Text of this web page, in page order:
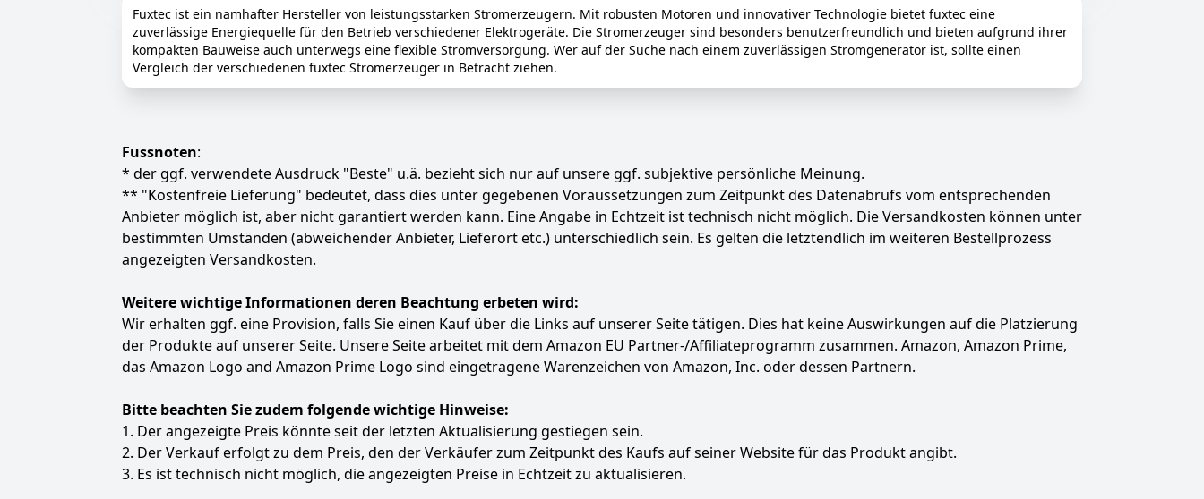
Fuxtec ist ein namhafter Hersteller von leistungsstarken Stromerzeugern. Mit robusten Motoren und innovativer Technologie bietet fuxtec eine
zuverlässige Energiequelle für den Betrieb verschiedener Elektrogeräte. Die Stromerzeuger sind besonders benutzerfreundlich und bieten aufgrund ihrer
kompakten Bauweise auch unterwegs eine flexible Stromversorgung. Wer auf der Suche nach einem zuverlässigen Stromgenerator ist, sollte einen
Vergleich der verschiedenen fuxtec Stromerzeuger in Betracht ziehen.
Fussnoten:
* der ggf. verwendete Ausdruck "Beste" u.ä. bezieht sich nur auf unsere ggf. subjektive persönliche Meinung.
** "Kostenfreie Lieferung" bedeutet, dass dies unter gegebenen Voraussetzungen zum Zeitpunkt des Datenabrufs vom entsprechenden
Anbieter möglich ist, aber nicht garantiert werden kann. Eine Angabe in Echtzeit ist technisch nicht möglich. Die Versandkosten können unter
bestimmten Umständen (abweichender Anbieter, Lieferort etc.) unterschiedlich sein. Es gelten die letztendlich im weiteren Bestellprozess
angezeigten Versandkosten.
Weitere wichtige Informationen deren Beachtung erbeten wird:
Wir erhalten ggf. eine Provision, falls Sie einen Kauf über die Links auf unserer Seite tätigen. Dies hat keine Auswirkungen auf die Platzierung
der Produkte auf unserer Seite. Unsere Seite arbeitet mit dem Amazon EU Partner-/Affiliateprogramm zusammen. Amazon, Amazon Prime,
das Amazon Logo and Amazon Prime Logo sind eingetragene Warenzeichen von Amazon, Inc. oder dessen Partnern.
Bitte beachten Sie zudem folgende wichtige Hinweise:
1. Der angezeigte Preis könnte seit der letzten Aktualisierung gestiegen sein.
2. Der Verkauf erfolgt zu dem Preis, den der Verkäufer zum Zeitpunkt des Kaufs auf seiner Website für das Produkt angibt.
3. Es ist technisch nicht möglich, die angezeigten Preise in Echtzeit zu aktualisieren.